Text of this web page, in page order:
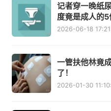
记者穿一晚纸
度竟是成人的5
2026-06-18
一管扶他林竟
了！
2026-01-30